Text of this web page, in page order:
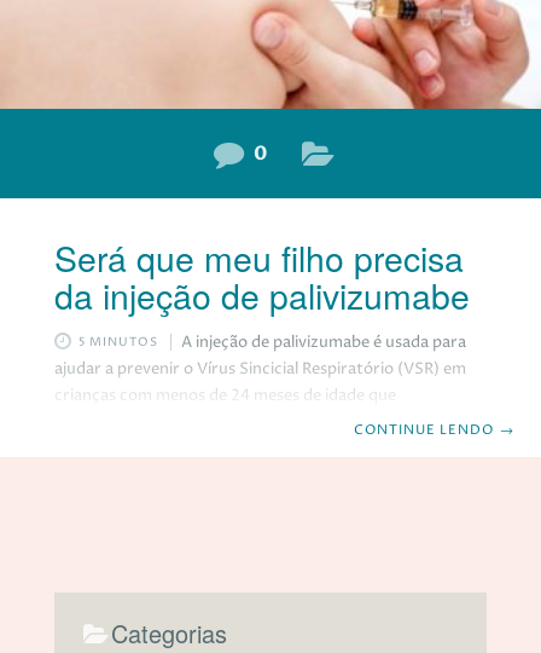
0
Será que meu filho precisa
da injeção de palivizumabe
5 MINUTOS
A injeção de palivizumabe é usada para
ajudar a prevenir o Vírus Sincicial Respiratório (VSR) em
crianças com menos de 24 meses de idade que
apresentam alto risco de contraí-lo. O VSR é um vírus
CONTINUE LENDO →
Categorias